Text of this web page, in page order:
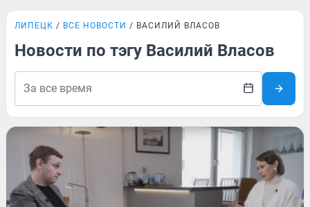
ЛИПЕЦК ВСЕ НОВОСТИ ВАСИЛИЙ ВЛАСОВ
Новости по тэгу Василий Власов